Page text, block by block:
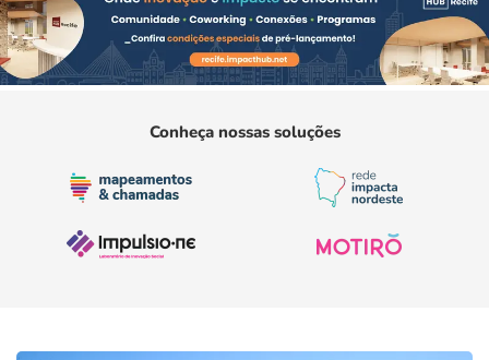
Conheça nossas soluções